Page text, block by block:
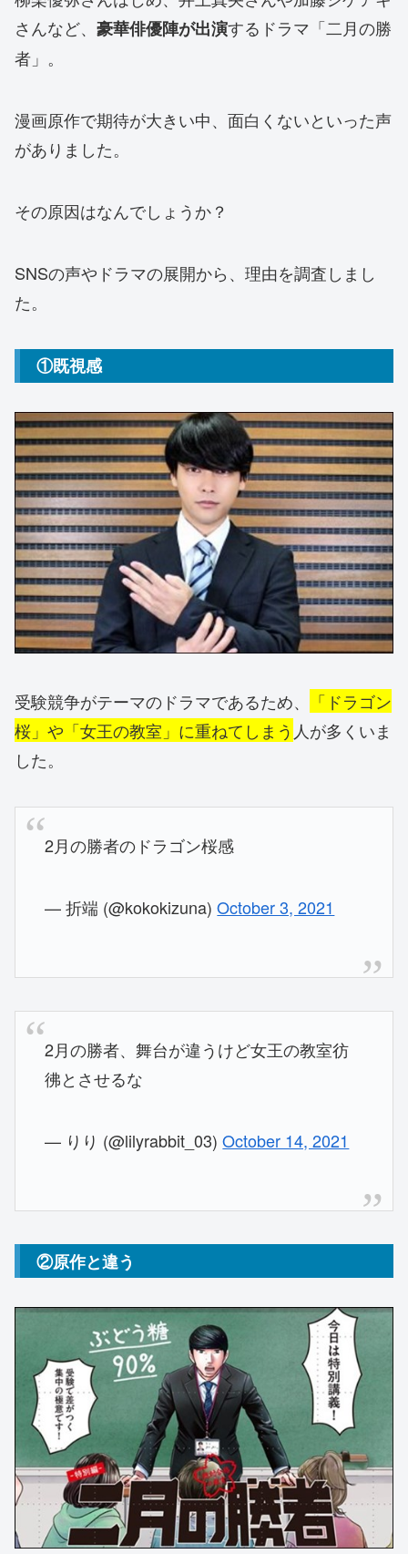
さんなど、 豪華俳優陣が出演するドラマ「二月の勝
者」。
漫画原作で期待が大きい中、面白くないといった声
がありました。
その原因はなんでしょうか？
SNSの声やドラマの展開から、理由を調査しまし
た。
①既視感
受験競争がテーマのドラマであるため、
「ドラゴン
桜」や「女王の教室」に重ねてしまう 人が多くいま
した。
2月の勝者のドラゴン桜感
— 折端 (@kokokizuna)October 3, 2021
2月の勝者、舞台が違うけど女王の教室彷
彿とさせるな
— りり (@lilyrabbit_03)October 14, 2021
②原作と違う